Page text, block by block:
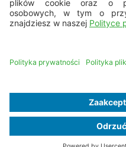
Copyright © 2026 ERIF Biuro Informacji
Mapa strony
Nota prawna Dane
Deklaracja